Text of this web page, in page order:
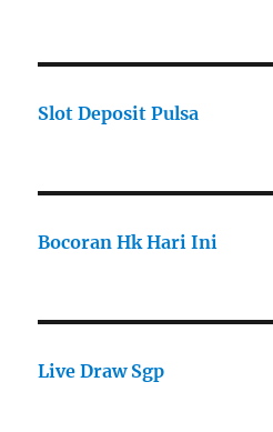
Slot Deposit Pulsa
Bocoran Hk Hari Ini
Live Draw Sgp